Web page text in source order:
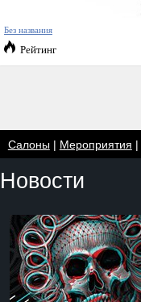
Без названия
Рейтинг
Салоны| Мероприятия |
Новости